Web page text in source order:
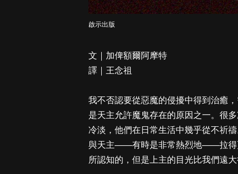
啟示出版
文｜加俾額爾阿摩特
譯｜王念祖
我不否認要從惡魔的侵擾中得到治癒
是天主允許魔鬼存在的原因之一。很
冷淡，他們在日常生活中幾乎從不祈
與天主——有時是非常熱烈地——拉得
所認知的，但是上主的目光比我們遠